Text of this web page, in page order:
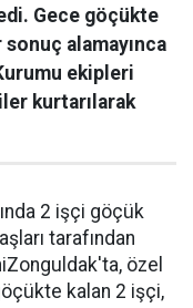
Gece göçükte
sonuç alamayınca
ekipleri
kurtarılarak
2 işçi göçük
tarafından
özel
kalan 2 işçi,